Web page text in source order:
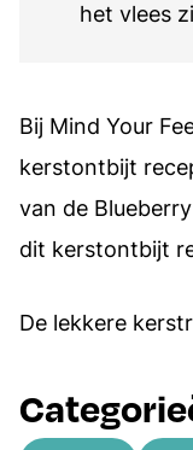
het vlees
Bij Mind Your
kerstontbijt
van de
dit kerstontbijt
De lekkere